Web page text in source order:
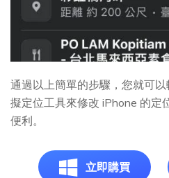
通過以上簡單的步驟，您就可
擬定位工具來修改 iPhone 的定
便利。
立即購買